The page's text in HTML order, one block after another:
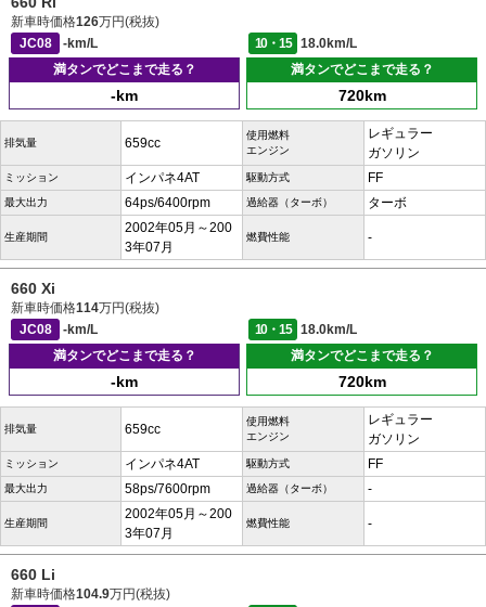
新車時価格126万円(税抜)
JC08
-km/L 10・15
18.0km/L
満タンでどこまで走る？
-km
満タンでどこまで走る？
720km
排気量 659cc
使用燃料
エンジン
レギュラー
ガソリン
ミッション インパネ4AT 駆動方式 FF
最大出力 64ps/6400rpm 過給器（ターボ） ターボ
生産期間
2002年05月～200
3年07月
燃費性能 -
660 Xi
新車時価格114万円(税抜)
JC08
-km/L 10・15
18.0km/L
満タンでどこまで走る？
-km
満タンでどこまで走る？
720km
排気量 659cc
使用燃料
エンジン
レギュラー
ガソリン
ミッション インパネ4AT 駆動方式 FF
最大出力 58ps/7600rpm 過給器（ターボ） -
生産期間
2002年05月～200
3年07月
燃費性能 -
660 Li
新車時価格104.9万円(税抜)